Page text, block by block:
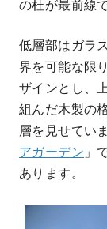
の杜が最前線
低層部はガラ
界を可能な限
ザインとし、
組んだ木製の
層を見せてい
アガーデン 」
あります。